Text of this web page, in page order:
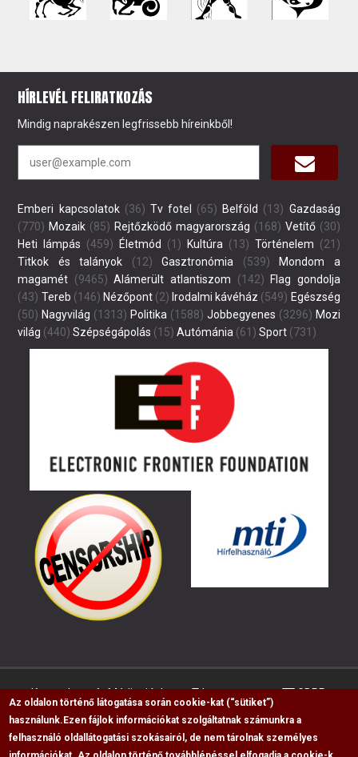
HÍRLEVÉL FELIRATKOZÁS
Mindig naprakészen legfrissebb híreinkből!
Emberi kapcsolatok(36) Tv fotel (65) Belföld (13) Gazdaság
(770) Mozaik (85) Rejtőzködő magyarország (168) Vetítő(30)
Heti lámpás (459) Életmód (1) Kultúra (13) Történelem (21)
Titkok és talányok (12) Gasztronómia (539)
Mondom a
magamét (9465) Alámerült atlantiszom (142)
Flag gondolja
(43) Tereb (146) Nézőpont(2) Irodalmi kávéház (549) Egészség
(50) Nagyvilág (1313) Politika (1588) Jobbegyenes (3296) Mozi
világ (440) Szépségápolás (15) Autómánia (61) Sport (731)
Kapcsolat Médiaajánlat Impresszum GDPR
RSS
Az oldalon történő látogatása során cookie-kat (“sütiket”)
használunk. Ezen fájlok információkat szolgáltatnak számunkra a
felhasználó oldallátogatási szokásairól, de nem tárolnak személyes